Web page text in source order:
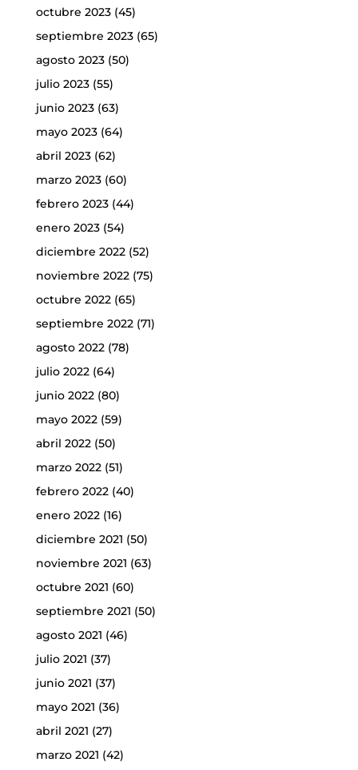
octubre 2023(45)
septiembre 2023(65)
agosto 2023(50)
julio 2023(55)
junio 2023(63)
mayo 2023(64)
abril 2023(62)
marzo 2023(60)
febrero 2023(44)
enero 2023(54)
diciembre 2022(52)
noviembre 2022(75)
octubre 2022(65)
septiembre 2022(71)
agosto 2022(78)
julio 2022(64)
junio 2022(80)
mayo 2022(59)
abril 2022(50)
marzo 2022(51)
febrero 2022(40)
enero 2022(16)
diciembre 2021 (50)
noviembre 2021 (63)
octubre 2021 (60)
septiembre 2021 (50)
agosto 2021 (46)
julio 2021 (37)
junio 2021 (37)
mayo 2021 (36)
abril 2021 (27)
marzo 2021 (42)